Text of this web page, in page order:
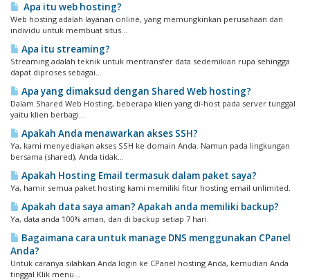
Apa itu web hosting?
Web hosting adalah layanan online, yang memungkinkan perusahaan dan
individu untuk membuat situs...
Apa itu streaming?
Streaming adalah teknik untuk mentransfer data sedemikian rupa sehingga
dapat diproses sebagai...
Apa yang dimaksud dengan Shared Web hosting?
Dalam Shared Web Hosting, beberapa klien yang di-host pada server tunggal
yaitu klien berbagi...
Apakah Anda menawarkan akses SSH?
Ya, kami menyediakan akses SSH ke domain Anda. Namun pada lingkungan
bersama (shared), Anda tidak...
Apakah Hosting Email termasuk dalam paket saya?
Ya, hamir semua paket hosting kami memiliki fitur hosting email unlimited.
Apakah data saya aman? Apakah anda memiliki backup?
Ya, data anda 100% aman, dan di backup setiap 7 hari.
Bagaimana cara untuk manage DNS menggunakan CPanel
Anda?
Untuk caranya silahkan Anda login ke CPanel hosting Anda, kemudian Anda
tinggal Klik menu...